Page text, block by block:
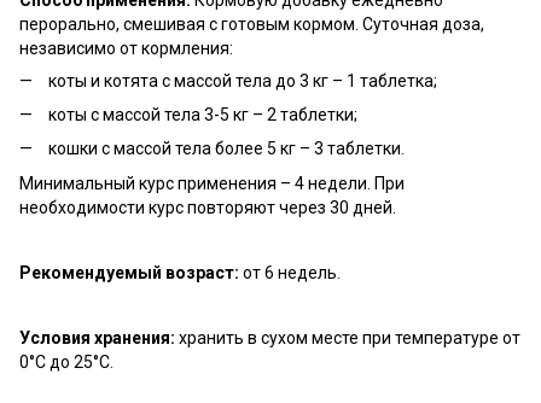
перорально, смешивая с готовым кормом. Суточная доза,
независимо от кормления:
коты и котята с массой тела до 3 кг – 1 таблетка;
коты с массой тела 3-5 кг – 2 таблетки;
кошки с массой тела более 5 кг – 3 таблетки.
Минимальный курс применения – 4 недели. При
необходимости курс повторяют через 30 дней.
Рекомендуемый возраст: от 6 недель.
Условия хранения: хранить в сухом месте при температуре от
0°С до 25°С.